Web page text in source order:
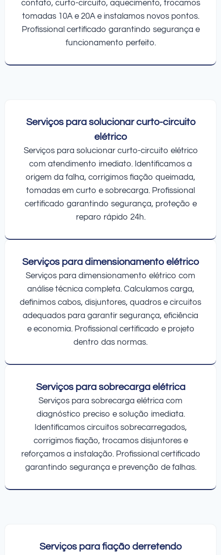
contato, curto-circuito, aquecimento, trocamos
tomadas 10A e 20A e instalamos novos pontos.
Profissional certificado garantindo segurança e
funcionamento perfeito.
Serviços para solucionar curto-circuito
elétrico
Serviços para solucionar curto-circuito elétrico
com atendimento imediato. Identificamos a
origem da falha, corrigimos fiação queimada,
tomadas em curto e sobrecarga. Profissional
certificado garantindo segurança, proteção e
reparo rápido 24h.
Serviços para dimensionamento elétrico
Serviços para dimensionamento elétrico com
análise técnica completa. Calculamos carga,
definimos cabos, disjuntores, quadros e circuitos
adequados para garantir segurança, eficiência
e economia. Profissional certificado e projeto
dentro das normas.
Serviços para sobrecarga elétrica
Serviços para sobrecarga elétrica com
diagnóstico preciso e solução imediata.
Identificamos circuitos sobrecarregados,
corrigimos fiação, trocamos disjuntores e
reforçamos a instalação. Profissional certificado
garantindo segurança e prevenção de falhas.
Serviços para fiação derretendo